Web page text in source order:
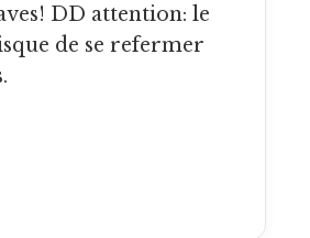
DD attention: le
de se refermer